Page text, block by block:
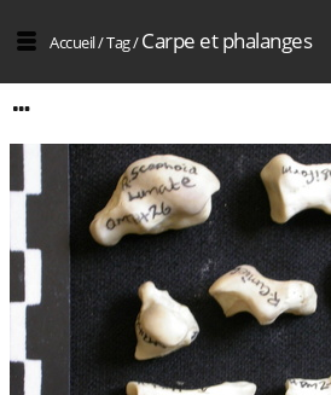
Accueil/Tag/Carpe et phalanges